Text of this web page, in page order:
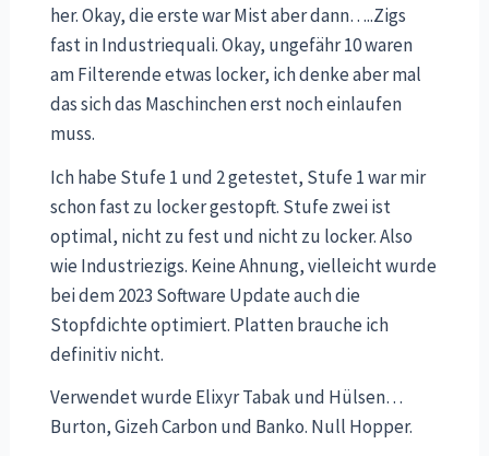
her. Okay, die erste war Mist aber dann…..Zigs
fast in Industriequali. Okay, ungefähr 10 waren
am Filterende etwas locker, ich denke aber mal
das sich das Maschinchen erst noch einlaufen
muss.
Ich habe Stufe 1 und 2 getestet, Stufe 1 war mir
schon fast zu locker gestopft. Stufe zwei ist
optimal, nicht zu fest und nicht zu locker. Also
wie Industriezigs. Keine Ahnung, vielleicht wurde
bei dem 2023 Software Update auch die
Stopfdichte optimiert. Platten brauche ich
definitiv nicht.
Verwendet wurde Elixyr Tabak und Hülsen…
Burton, Gizeh Carbon und Banko. Null Hopper.